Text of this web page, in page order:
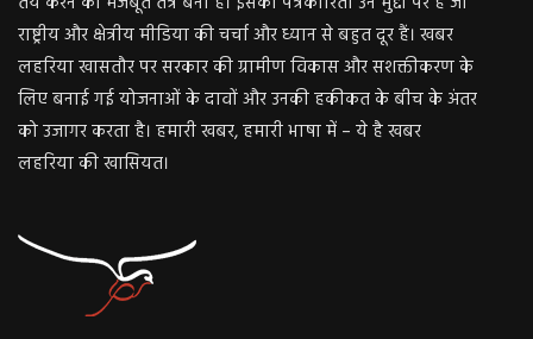
राष्ट्रीय और क्षेत्रीय मीडिया की चर्चा और ध्यान से बहुत दूर हैं। खबर
लहरिया खासतौर पर सरकार की ग्रामीण विकास और सशक्तीकरण के
लिए बनाई गई योजनाओं के दावों और उनकी हकीकत के बीच के अंतर
को उजागर करता है। हमारी खबर, हमारी भाषा में – ये है खबर
लहरिया की खासियत।